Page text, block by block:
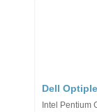
Dell
Intel Pentium